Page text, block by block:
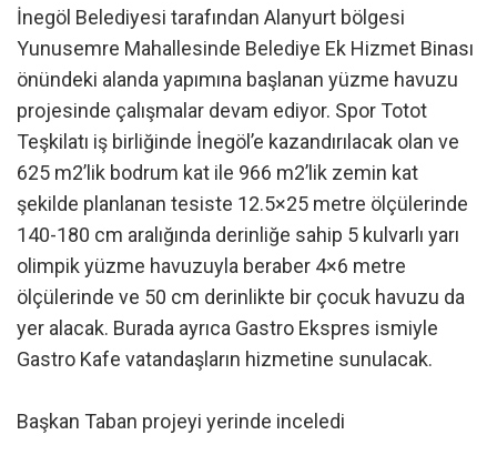
İnegöl Belediyesi tarafından Alanyurt bölgesi
Yunusemre Mahallesinde Belediye Ek Hizmet Binası
önündeki alanda yapımına başlanan yüzme havuzu
projesinde çalışmalar devam ediyor. Spor Totot
Teşkilatı iş birliğinde İnegöl’e kazandırılacak olan ve
625 m2’lik bodrum kat ile 966 m2’lik zemin kat
şekilde planlanan tesiste 12.5×25 metre ölçülerinde
140-180 cm aralığında derinliğe sahip 5 kulvarlı yarı
olimpik yüzme havuzuyla beraber 4×6 metre
ölçülerinde ve 50 cm derinlikte bir çocuk havuzu da
yer alacak. Burada ayrıca Gastro Ekspres ismiyle
Gastro Kafe vatandaşların hizmetine sunulacak.
Başkan Taban projeyi yerinde inceledi